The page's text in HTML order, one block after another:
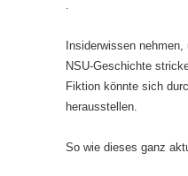
Insiderwissen
NSU-Geschichte
Fiktion könnte sich
herausstellen.
So wie dieses ganz